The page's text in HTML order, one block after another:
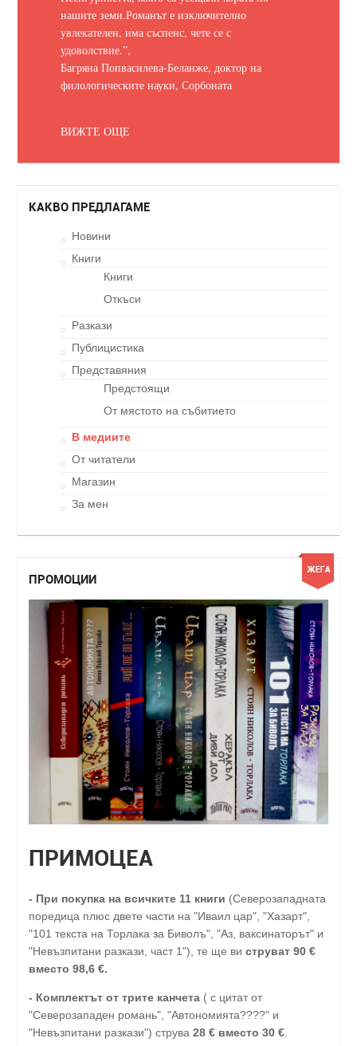
нашите земи.Романът е изключително
увлекателен, има съспенс, чете се с
удоволствие.”,
Багряна Попвасилева-Беланже, доктор на
филологическите науки, Сорбоната
ВИЖТЕ ОЩЕ
КАКВО ПРЕДЛАГАМЕ
Новини
Книги
Книги
Откъси
Разкази
Публицистика
Представяния
Предстоящи
От мястото на събитието
В медиите
От читатели
Магазин
За мен
ПРОМОЦИИ
ПРИМОЦЕА
- При покупка на всичките 11 книги (Северозападната
поредица плюс двете части на "Иваил цар", "Хазарт",
"101 текста на Торлака за Биволъ", "Аз, ваксинаторът" и
"Невъзпитани разкази, част 1"), те ще ви струват 90 €
вместо 98,6 €.
- Комплектът от трите канчета ( с цитат от
"Северозападен романь", "Автономията????" и
"Невъзпитани разкази") струва 28 € вместо 30 €